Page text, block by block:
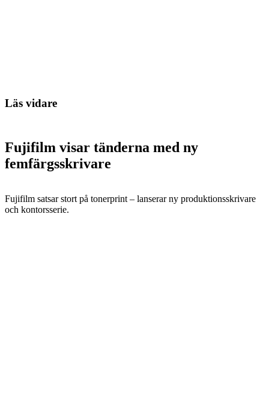
Läs vidare
Fujifilm visar tänderna med ny
femfärgsskrivare
Fujifilm satsar stort på tonerprint – lanserar ny produktionsskrivare
och kontorsserie.